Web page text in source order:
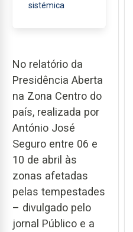
sistémica
No relatório da
Presidência Aberta
na Zona Centro do
país, realizada por
António José
Seguro entre 06 e
10 de abril às
zonas afetadas
pelas tempestades
– divulgado pelo
jornal Público e a